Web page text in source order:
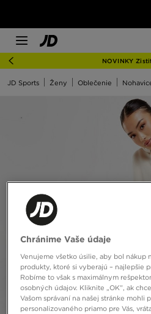
NOVINKY
JD Sports Ženy Oblečenie
Chránime Vaše údaje
Venujeme všetko úsilie, aby bol nákup
produkty, ktoré si vyberajú – najlepšie
Robíme to však s maximálnym
osobných údajov. Kliknite „OK”, ak
Vašom správaní na našej stránke mohli
personalizovaného priamo pre Vás,